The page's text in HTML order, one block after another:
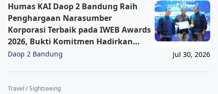
Humas KAI Daop 2 Bandung Raih
Penghargaan Narasumber
Korporasi Terbaik pada IWEB Awards
2026, Bukti Komitmen Hadirkan
Informasi Cepat, Akurat, dan
Daop 2 Bandung Jul 30, 2026
Travel / Sightseeing